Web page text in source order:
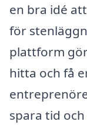
en bra idé
för
plattform
hitta och få
spara tid